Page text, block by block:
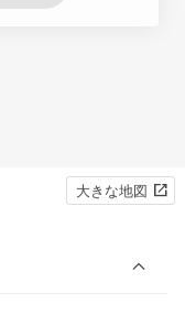
大きな地図